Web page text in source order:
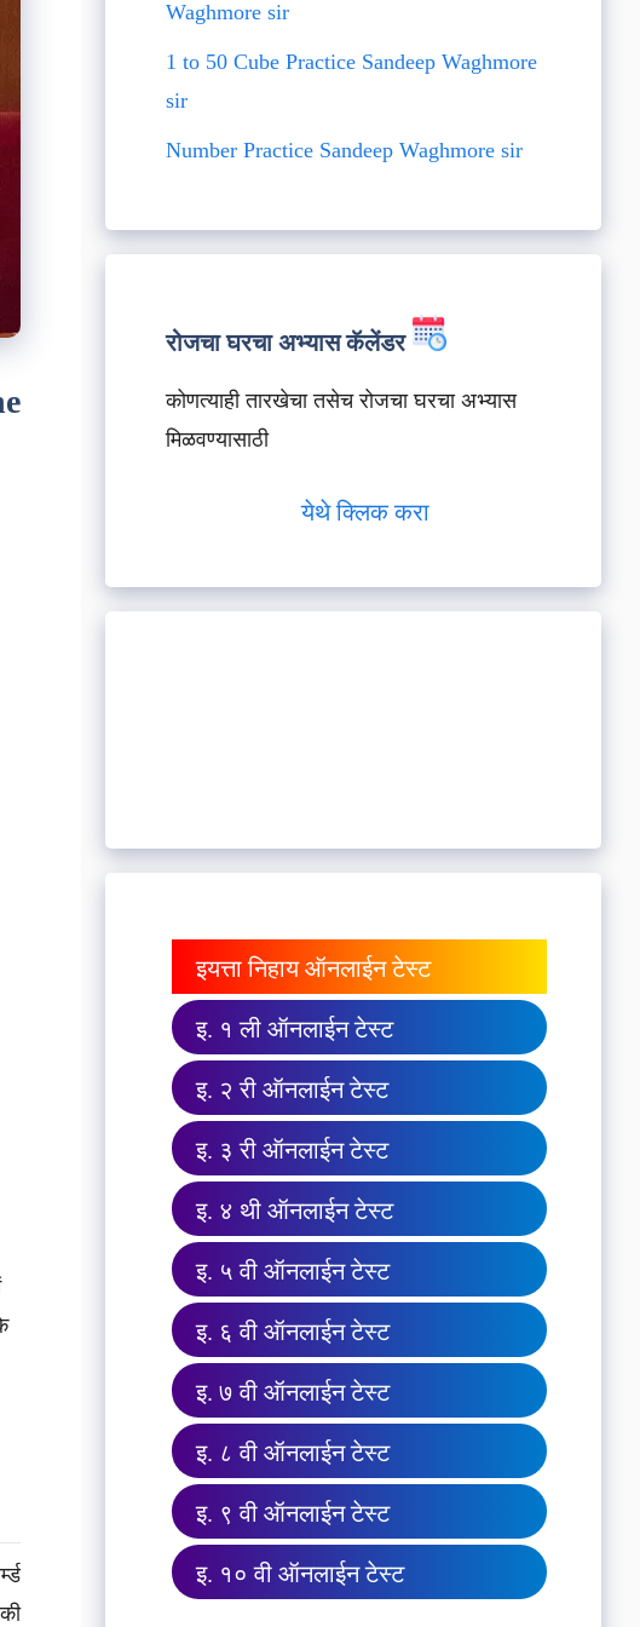
Waghmore sir
1 to 50 Cube Practice Sandeep Waghmore
sir
Number Practice Sandeep Waghmore sir
रोजचा घरचा अभ्यास कॅलेंडर
कोणत्याही तारखेचा तसेच रोजचा घरचा अभ्यास
मिळवण्यासाठी
येथे क्लिक करा
इयत्ता निहाय ऑनलाईन टेस्ट
इ. १ ली ऑनलाईन टेस्ट
इ. २ री ऑनलाईन टेस्ट
इ. ३ री ऑनलाईन टेस्ट
इ. ४ थी ऑनलाईन टेस्ट
इ. ५ वी ऑनलाईन टेस्ट
इ. ६ वी ऑनलाईन टेस्ट
इ. ७ वी ऑनलाईन टेस्ट
इ. ८ वी ऑनलाईन टेस्ट
इ. ९ वी ऑनलाईन टेस्ट
इ. १० वी ऑनलाईन टेस्ट